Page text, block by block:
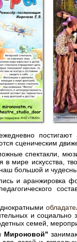
сценическим
спектакли,
мире искусства,
большой и
и аранжировка
и
семей,
Мироновой"